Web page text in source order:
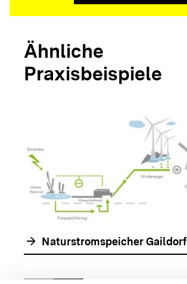
Ähnliche
Praxisbeispiele
arrow_forward Naturstromspeicher Gaildorf